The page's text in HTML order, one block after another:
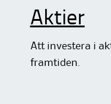
Aktier
Att investera i
framtiden.